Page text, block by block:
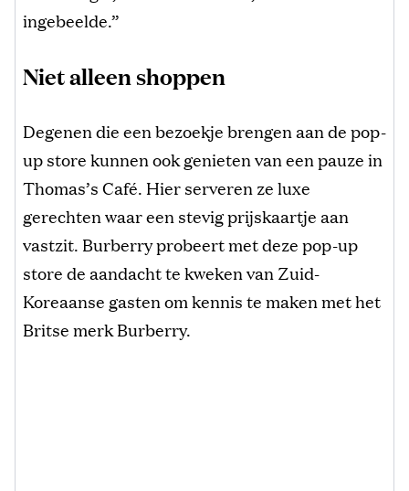
ingebeelde.”
Niet alleen shoppen
Degenen die een bezoekje brengen aan de pop-
up store kunnen ook genieten van een pauze in
Thomas’s Café. Hier serveren ze luxe
gerechten waar een stevig prijskaartje aan
vastzit. Burberry probeert met deze pop-up
store de aandacht te kweken van Zuid-
Koreaanse gasten om kennis te maken met het
Britse merk Burberry.